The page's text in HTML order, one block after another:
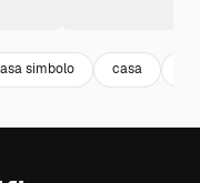
simbolo casa